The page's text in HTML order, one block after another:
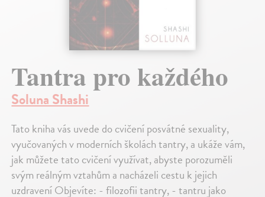
Tantra pro každého
Soluna Shashi
Tato kniha vás uvede do cvičení posvátné sexuality,
vyučovaných v moderních školách tantry, a ukáže vám,
jak můžete tato cvičení využívat, abyste porozuměli
svým reálným vztahům a nacházeli cestu k jejich
uzdravení Objevíte: - filozofii tantry, - tantru jako